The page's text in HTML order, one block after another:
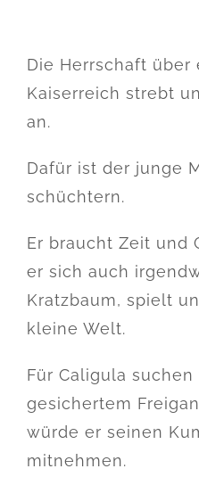
Die Herrschaft über
Kaiserreich strebt
an.
Dafür ist der junge
schüchtern.
Er braucht Zeit und
er sich auch
Kratzbaum, spielt
kleine Welt.
Für Caligula
gesichertem
würde er seinen
mitnehmen.